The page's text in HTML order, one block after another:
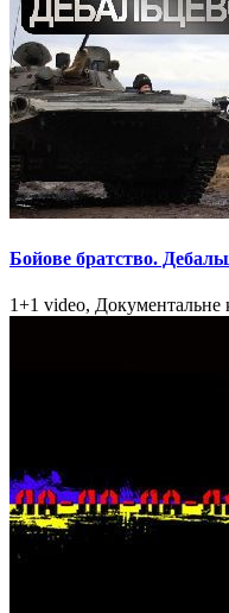
Бойове братство.
1+1 video, Документальне